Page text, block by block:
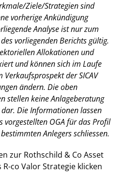
Ziele/Strategien sind
vorherige Ankündigung
Analyse ist nur zum
vorliegenden Berichts gültig.
Allokationen und
und können sich im Laufe
der SICAV
ändern. Die oben
stellen keine Anlageberatung
Die Informationen lassen
vorgestellten OGA für das Profil
Anlegers schliessen.
zur Rothschild & Co Asset
R-co Valor Strategie klicken